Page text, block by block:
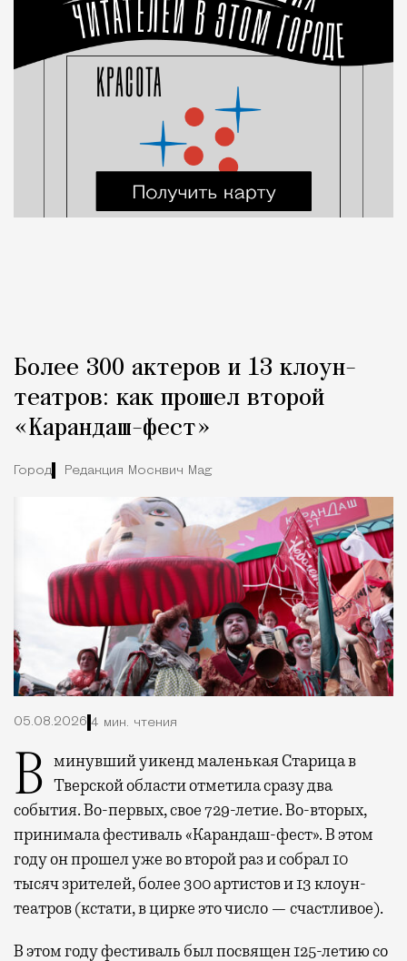
Более 300 актеров и 13 клоун-
театров: как прошел второй
«Карандаш-фест»
Город Редакция Москвич Mag
05.08.2026 4 мин. чтения
В минувший уикенд маленькая Старица в Тверской области отметила сразу два
события. Во-первых, свое 729-летие. Во-вторых,
принимала фестиваль «Карандаш-фест». В этом
году он прошел уже во второй раз и собрал 10
тысяч зрителей, более 300 артистов и 13 клоун-
театров (кстати, в цирке это число — счастливое).
В этом году фестиваль был посвящен 125-летию со